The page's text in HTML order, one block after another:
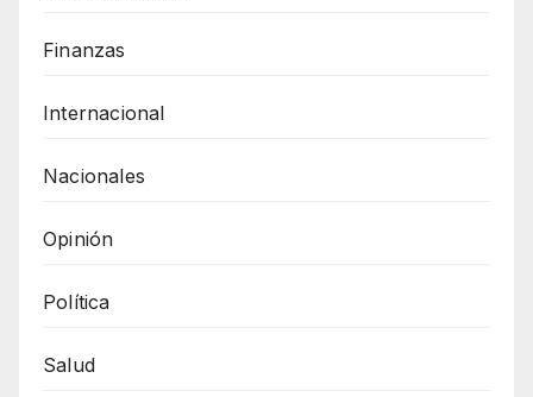
Finanzas
Internacional
Nacionales
Opinión
Política
Salud